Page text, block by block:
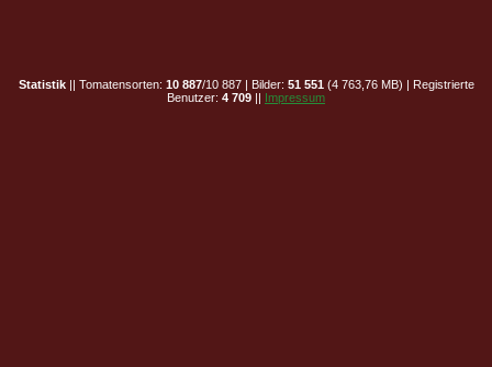
Statistik|| Tomatensorten: 10 887/10 887 | Bilder: 51 551 (4 763,76 MB) | Registrierte
Benutzer: 4 709 || Impressum